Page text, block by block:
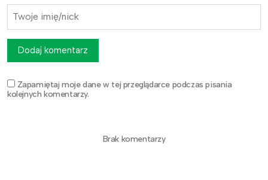
Zapamiętaj moje dane w tej przeglądarce podczas pisania
kolejnych komentarzy.
Dodaj komentarz
Brak komentarzy